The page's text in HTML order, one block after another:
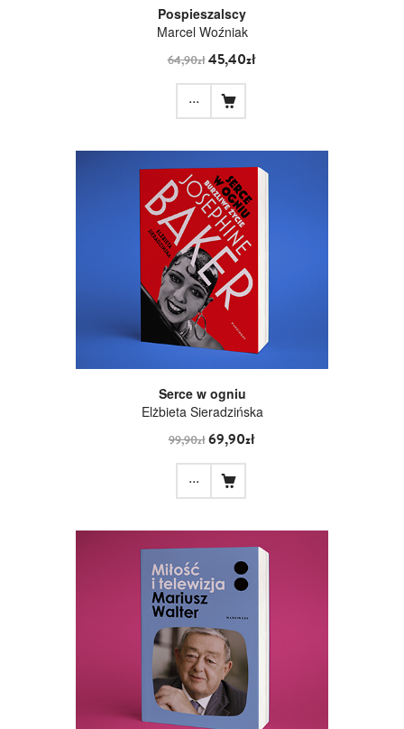
Pospieszalscy
Marcel Woźniak
64,90zł45,40zł
...
Serce w ogniu
Elżbieta Sieradzińska
99,90zł69,90zł
...